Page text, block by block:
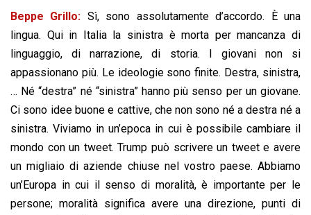
Beppe Grillo: Sì, sono assolutamente d’accordo. È una
lingua. Qui in Italia la sinistra è morta per mancanza di
linguaggio, di narrazione, di storia. I giovani non si
appassionano più. Le ideologie sono finite. Destra, sinistra,
… Né “destra” né “sinistra” hanno più senso per un giovane.
Ci sono idee buone e cattive, che non sono né a destra né a
sinistra. Viviamo in un’epoca in cui è possibile cambiare il
mondo con un tweet. Trump può scrivere un tweet e avere
un migliaio di aziende chiuse nel vostro paese. Abbiamo
un’Europa in cui il senso di moralità, è importante per le
persone; moralità significa avere una direzione, punti di